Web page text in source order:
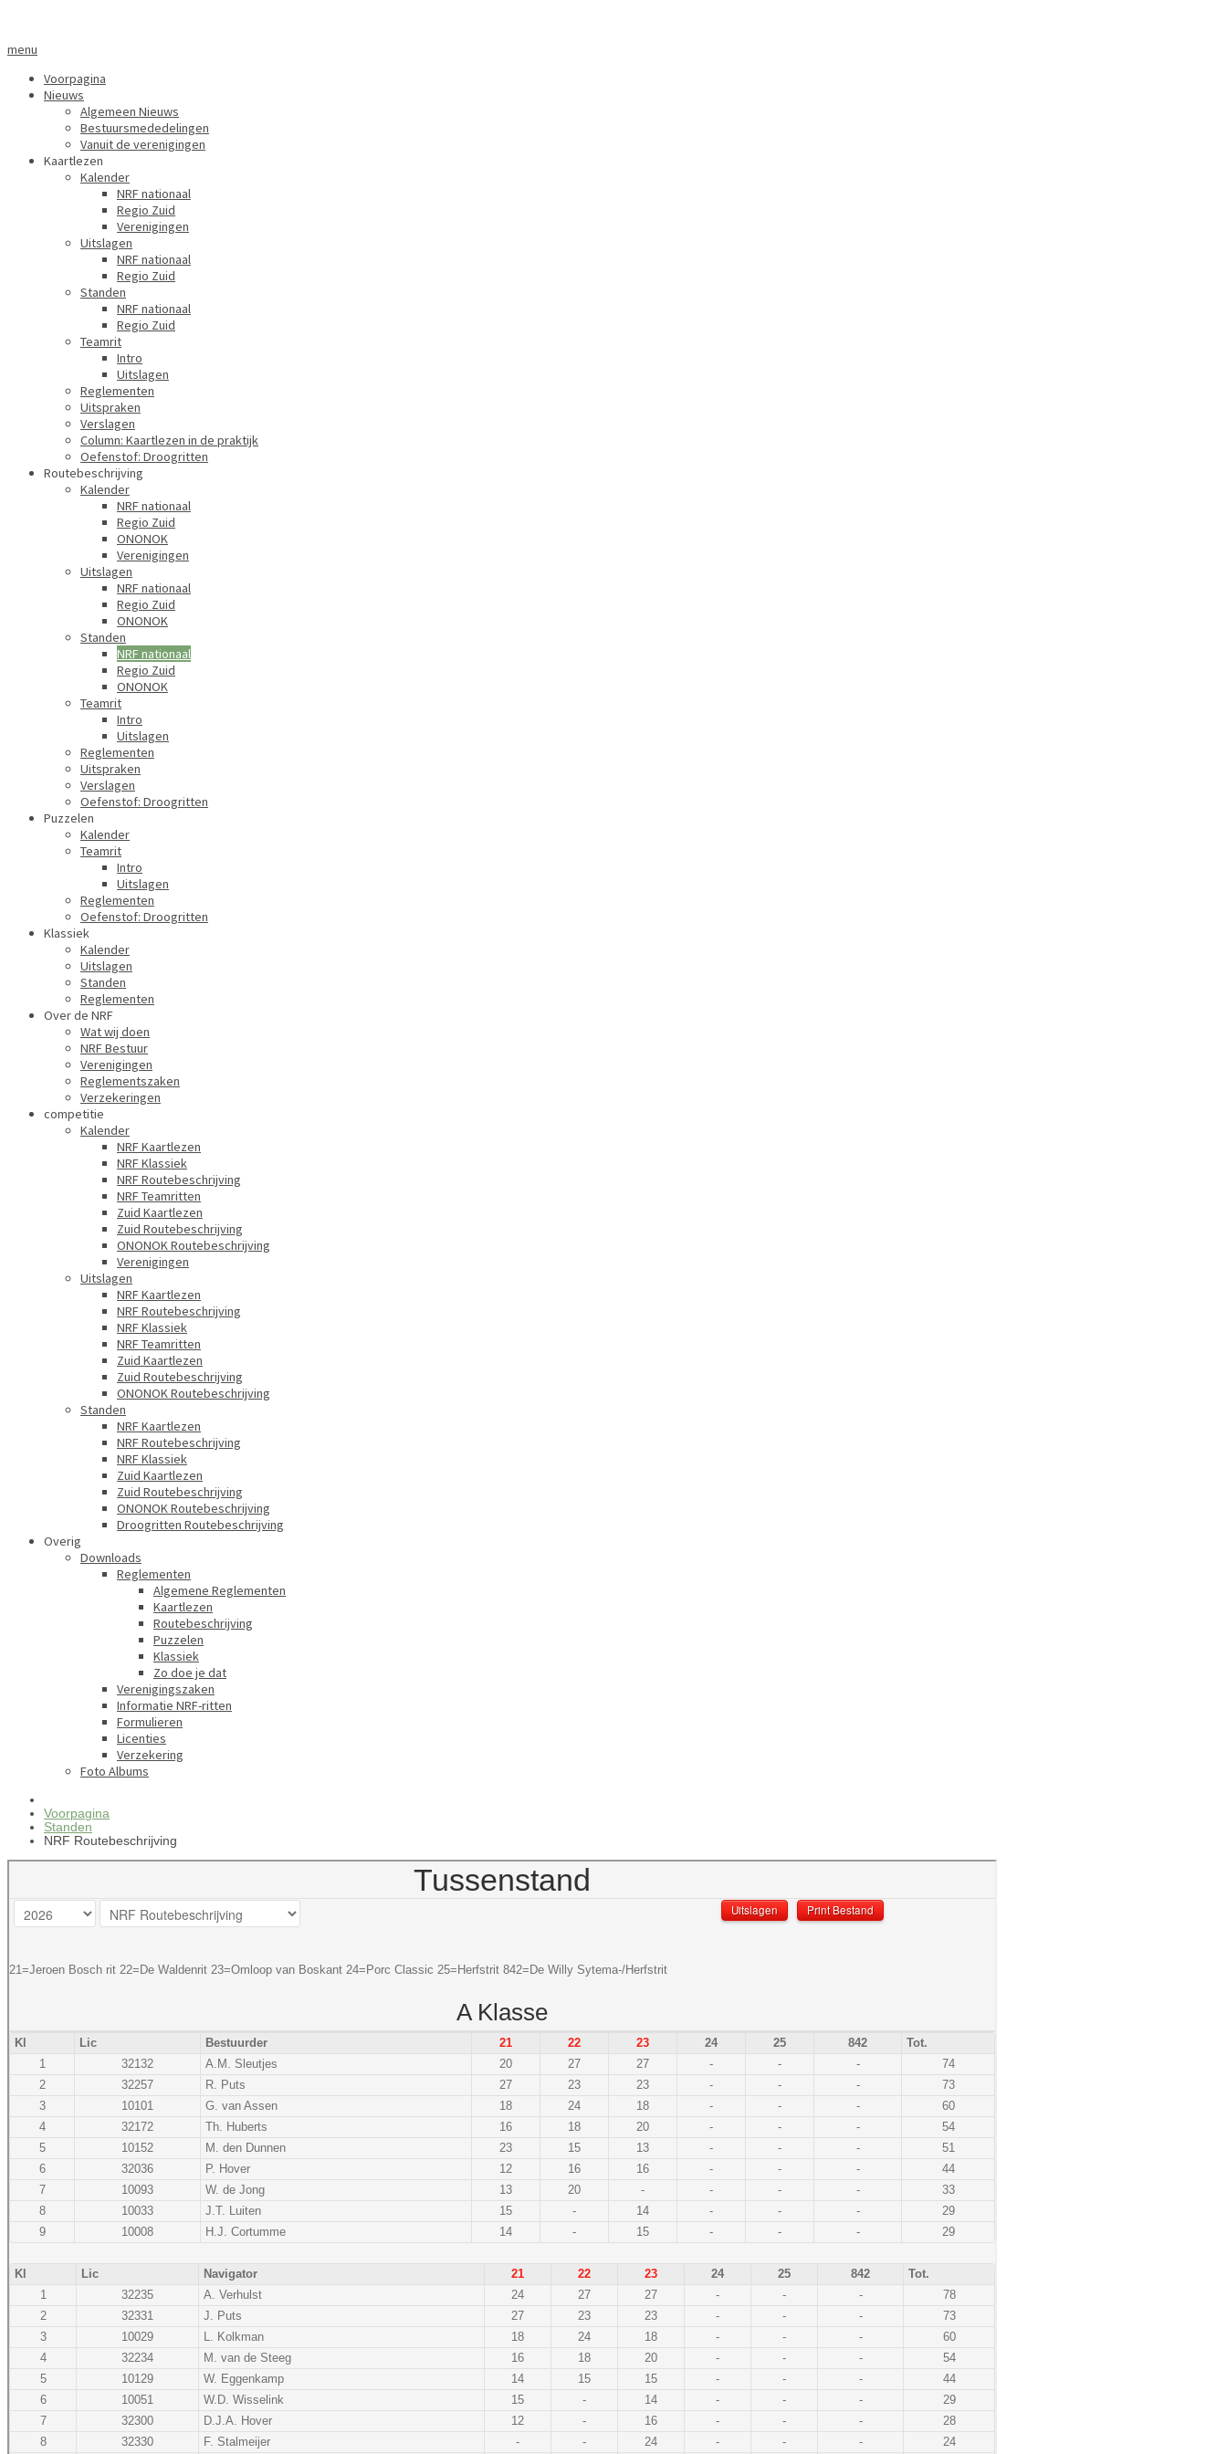
menu
Voorpagina
Nieuws
Algemeen Nieuws
Bestuursmededelingen
Vanuit de verenigingen
Kaartlezen
Kalender
NRF nationaal
Regio Zuid
Verenigingen
Uitslagen
NRF nationaal
Regio Zuid
Standen
NRF nationaal
Regio Zuid
Teamrit
Intro
Uitslagen
Reglementen
Uitspraken
Verslagen
Column: Kaartlezen in de praktijk
Oefenstof: Droogritten
Routebeschrijving
Kalender
NRF nationaal
Regio Zuid
ONONOK
Verenigingen
Uitslagen
NRF nationaal
Regio Zuid
ONONOK
Standen
NRF nationaal
Regio Zuid
ONONOK
Teamrit
Intro
Uitslagen
Reglementen
Uitspraken
Verslagen
Oefenstof: Droogritten
Puzzelen
Kalender
Teamrit
Intro
Uitslagen
Reglementen
Oefenstof: Droogritten
Klassiek
Kalender
Uitslagen
Standen
Reglementen
Over de NRF
Wat wij doen
NRF Bestuur
Verenigingen
Reglementszaken
Verzekeringen
competitie
Kalender
NRF Kaartlezen
NRF Klassiek
NRF Routebeschrijving
NRF Teamritten
Zuid Kaartlezen
Zuid Routebeschrijving
ONONOK Routebeschrijving
Verenigingen
Uitslagen
NRF Kaartlezen
NRF Routebeschrijving
NRF Klassiek
NRF Teamritten
Zuid Kaartlezen
Zuid Routebeschrijving
ONONOK Routebeschrijving
Standen
NRF Kaartlezen
NRF Routebeschrijving
NRF Klassiek
Zuid Kaartlezen
Zuid Routebeschrijving
ONONOK Routebeschrijving
Droogritten Routebeschrijving
Overig
Downloads
Reglementen
Algemene Reglementen
Kaartlezen
Routebeschrijving
Puzzelen
Klassiek
Zo doe je dat
Verenigingszaken
Informatie NRF-ritten
Formulieren
Licenties
Verzekering
Foto Albums
Voorpagina
Standen
NRF Routebeschrijving